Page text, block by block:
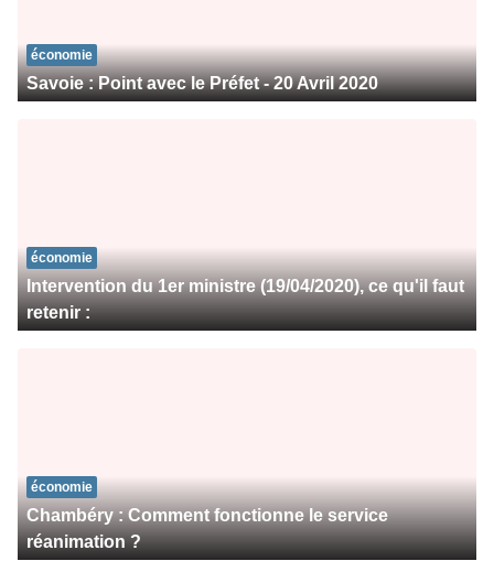
économie
Savoie : Point avec le Préfet - 20 Avril 2020
économie
Intervention du 1er ministre (19/04/2020), ce qu'il faut
retenir :
économie
Chambéry : Comment fonctionne le service
réanimation ?